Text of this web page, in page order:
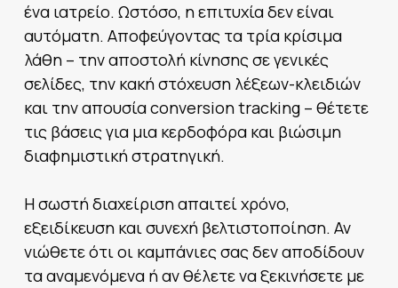
ένα ιατρείο. Ωστόσο, η επιτυχία δεν είναι
αυτόματη. Αποφεύγοντας τα τρία κρίσιμα
λάθη – την αποστολή κίνησης σε γενικές
σελίδες, την κακή στόχευση λέξεων-κλειδιών
και την απουσία conversion tracking – θέτετε
τις βάσεις για μια κερδοφόρα και βιώσιμη
διαφημιστική στρατηγική.
Η σωστή διαχείριση απαιτεί χρόνο,
εξειδίκευση και συνεχή βελτιστοποίηση. Αν
νιώθετε ότι οι καμπάνιες σας δεν αποδίδουν
τα αναμενόμενα ή αν θέλετε να ξεκινήσετε με